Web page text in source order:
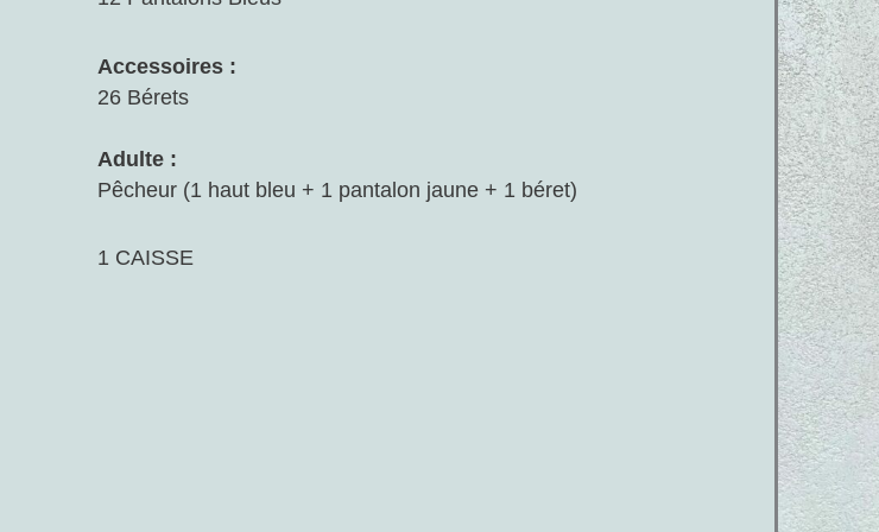
Accessoires :
26 Bérets
Adulte :
Pêcheur (1 haut bleu + 1 pantalon jaune + 1 béret)
1 CAISSE